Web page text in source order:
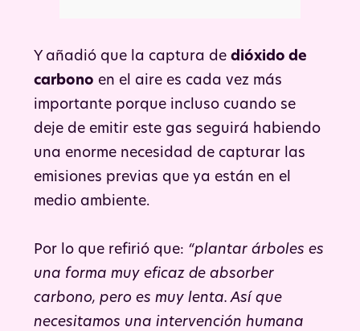
Y añadió que la captura de dióxido de
carbono en el aire es cada vez más
importante porque incluso cuando se
deje de emitir este gas seguirá habiendo
una enorme necesidad de capturar las
emisiones previas que ya están en el
medio ambiente.
Por lo que refirió que: “plantar árboles es
una forma muy eficaz de absorber
carbono, pero es muy lenta. Así que
necesitamos una intervención humana